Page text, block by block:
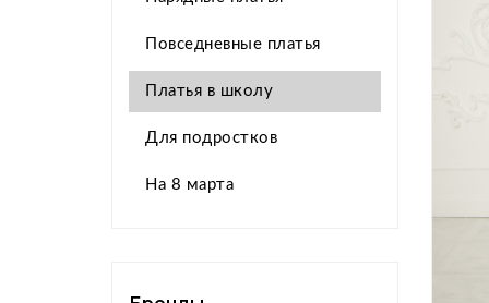
Повседневные платья
Платья в школу
Для подростков
На 8 марта